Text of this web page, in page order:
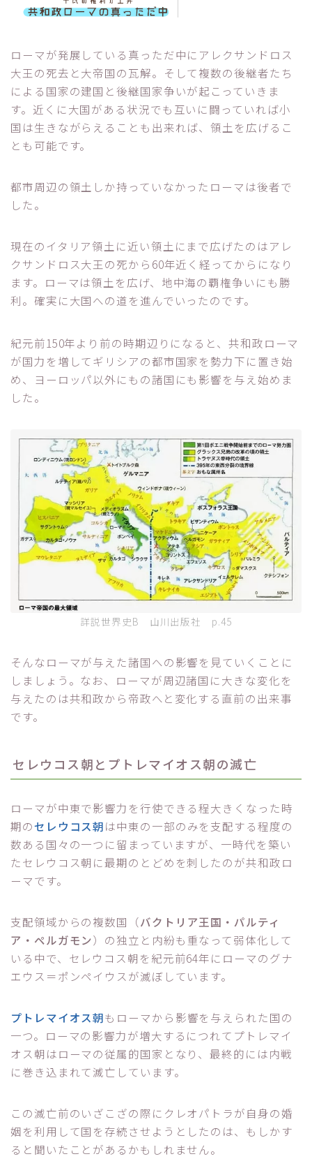
ローマが発展している真っただ中にアレクサンドロス
大王の死去と大帝国の瓦解。そして複数の後継者たち
による国家の建国と後継国家争いが起こっていきま
す。近くに大国がある状況でも互いに闘っていれば小
国は生きながらえることも出来れば、領土を広げるこ
とも可能です。
都市周辺の領土しか持っていなかったローマは後者で
した。
現在のイタリア領土に近い領土にまで広げたのはアレ
クサンドロス大王の死から60年近く経ってからになり
ます。ローマは領土を広げ、地中海の覇権争いにも勝
利。確実に大国への道を進んでいったのです。
紀元前150年より前の時期辺りになると、共和政ローマ
が国力を増してギリシアの都市国家を勢力下に置き始
め、ヨーロッパ以外にもの諸国にも影響を与え始めま
した。
詳説世界史B 山川出版社 p.45
そんなローマが与えた諸国への影響を見ていくことに
しましょう。なお、ローマが周辺諸国に大きな変化を
与えたのは共和政から帝政へと変化する直前の出来事
です。
セレウコス朝とプトレマイオス朝の滅亡
ローマが中東で影響力を行使できる程大きくなった時
期のセレウコス朝は中東の一部のみを支配する程度の
数ある国々の一つに留まっていますが、一時代を築い
たセレウコス朝に最期のとどめを刺したのが共和政ロ
ーマです。
支配領域からの複数国（バクトリア王国・パルティ
ア・ペルガモン）の独立と内紛も重なって弱体化して
いる中で、セレウコス朝を紀元前64年にローマのグナ
エウス＝ポンペイウスが滅ぼしています。
プトレマイオス朝もローマから影響を与えられた国の
一つ。ローマの影響力が増大するにつれてプトレマイ
オス朝はローマの従属的国家となり、最終的には内戦
に巻き込まれて滅亡しています。
この滅亡前のいざこざの際にクレオパトラが自身の婚
姻を利用して国を存続させようとしたのは、もしかす
ると聞いたことがあるかもしれません。